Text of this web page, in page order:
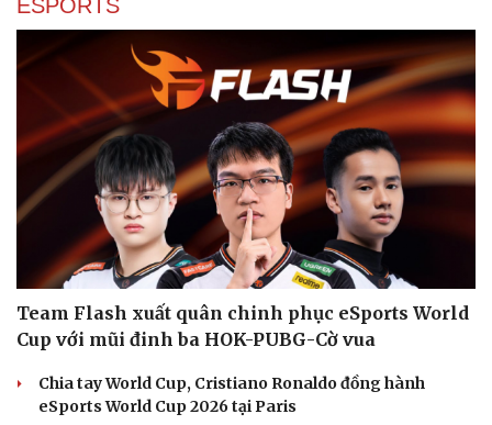
ESPORTS
Team Flash xuất quân chinh phục eSports World
Cup với mũi đinh ba HOK-PUBG-Cờ vua
Chia tay World Cup, Cristiano Ronaldo đồng hành
eSports World Cup 2026 tại Paris